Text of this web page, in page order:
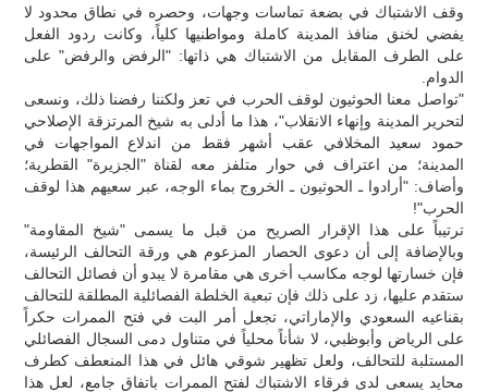
وقف الاشتباك في بضعة تماسات وجهات، وحصره في نطاق محدود لا
يفضي لخنق منافذ المدينة كاملة ومواطنيها كلياً، وكانت ردود الفعل
على الطرف المقابل من الاشتباك هي ذاتها: "الرفض والرفض" على
الدوام.
"تواصل معنا الحوثيون لوقف الحرب في تعز ولكننا رفضنا ذلك، ونسعى
لتحرير المدينة وإنهاء الانقلاب"، هذا ما أدلى به شيخ المرتزقة الإصلاحي
حمود سعيد المخلافي عقب أشهر فقط من اندلاع المواجهات في
المدينة؛ من اعتراف في حوار متلفز معه لقناة "الجزيرة" القطرية؛
وأضاف: "أرادوا ـ الحوثيون ـ الخروج بماء الوجه، عبر سعيهم هذا لوقف
الحرب"!
ترتيباً على هذا الإقرار الصريح من قبل ما يسمى "شيخ المقاومة"
وبالإضافة إلى أن دعوى الحصار المزعوم هي ورقة التحالف الرئيسة،
فإن خسارتها لوجه مكاسب أخرى هي مقامرة لا يبدو أن فصائل التحالف
ستقدم عليها، زد على ذلك فإن تبعية الخلطة الفصائلية المطلقة للتحالف
بقناعيه السعودي والإماراتي، تجعل أمر البت في فتح الممرات حكراً
على الرياض وأبوظبي، لا شأناً محلياً في متناول دمى السجال الفصائلي
المستلبة للتحالف، ولعل تظهير شوقي هائل في هذا المنعطف كطرف
محايد يسعى لدى فرقاء الاشتباك لفتح الممرات باتفاق جامع، لعل هذا